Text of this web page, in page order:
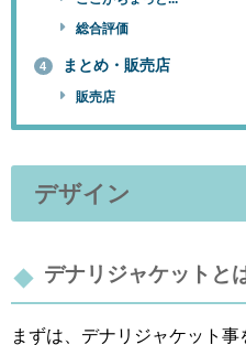
総合評価
4 まとめ・販売店
販売店
デザイン
デナリジャケットと
まずは、デナリジャケット